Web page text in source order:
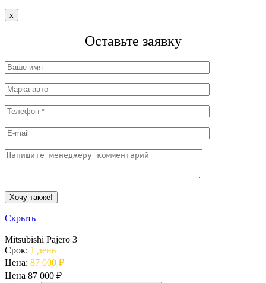
x
Оставьте заявку
Скрыть
Mitsubishi Pajero 3
Срок: 1 день
Цена: 87 000 ₽
Цена 87 000 ₽